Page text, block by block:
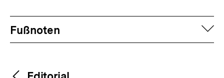
Fussnoten
Fußnoten
Inhaltsnavigation